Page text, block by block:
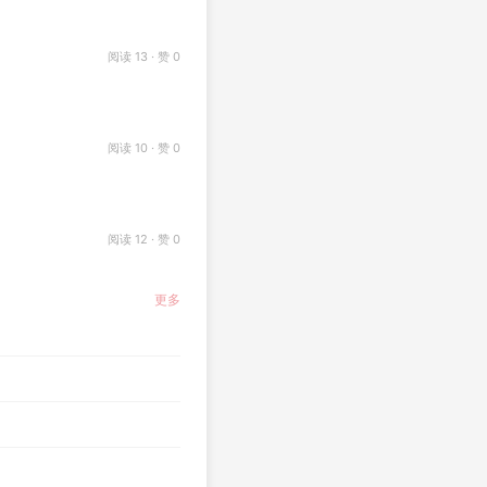
阅读 13 · 赞 0
阅读 10 · 赞 0
阅读 12 · 赞 0
更多